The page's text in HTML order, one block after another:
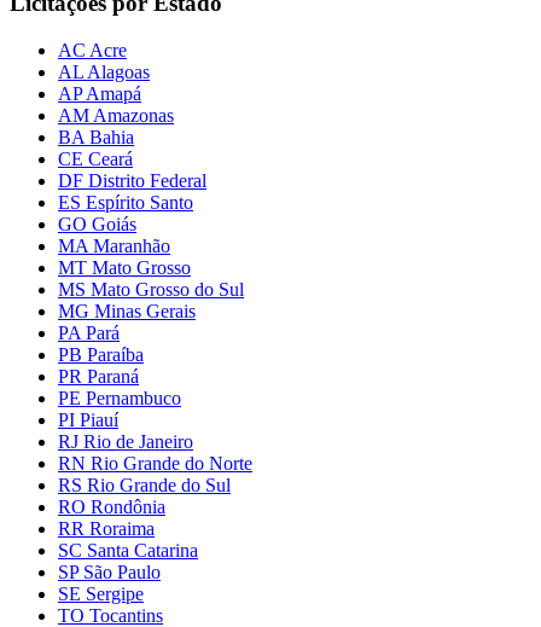
AC Acre
AL Alagoas
AP Amapá
AM Amazonas
BA Bahia
CE Ceará
DF Distrito Federal
ES Espírito Santo
GO Goiás
MA Maranhão
MT Mato Grosso
MS Mato Grosso do Sul
MG Minas Gerais
PA Pará
PB Paraíba
PR Paraná
PE Pernambuco
PI Piauí
RJ Rio de Janeiro
RN Rio Grande do Norte
RS Rio Grande do Sul
RO Rondônia
RR Roraima
SC Santa Catarina
SP São Paulo
SE Sergipe
TO Tocantins